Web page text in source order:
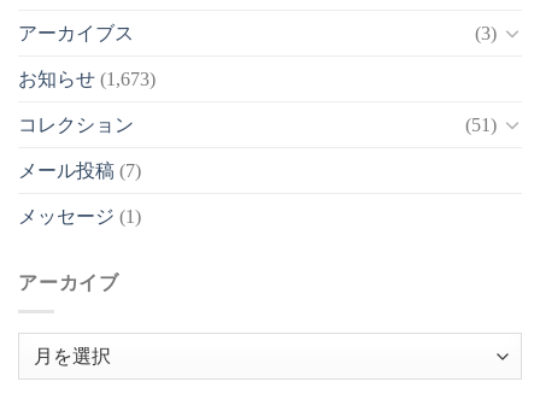
アーカイブス (3)
お知らせ (1,673)
コレクション (51)
メール投稿 (7)
メッセージ (1)
アーカイブ